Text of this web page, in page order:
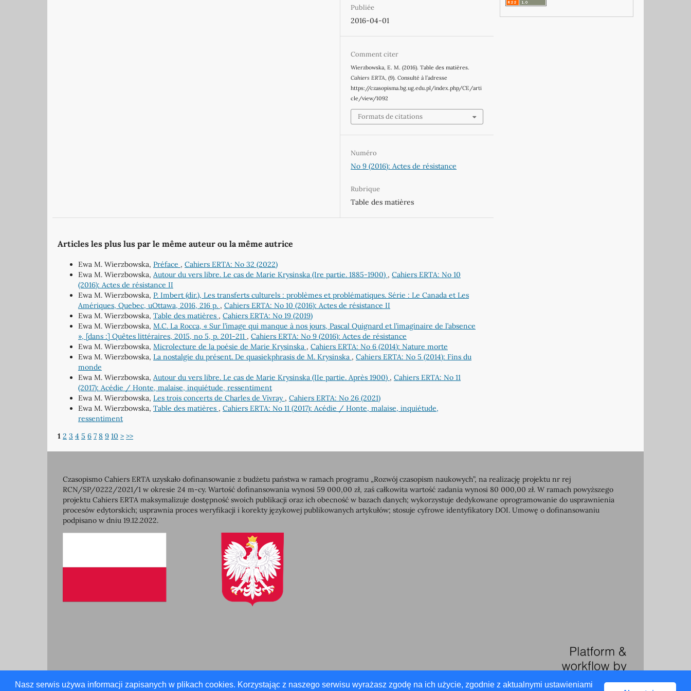
Nasz serwis używa informacji zapisanych w plikach cookies. Korzystając z naszego serwisu wyrażasz zgodę na ich użycie, zgodnie z aktualnymi ustawieniami
Publiée
2016-04-01
Comment citer
Wierzbowska, E. M. (2016). Table des matières.
Cahiers ERTA, (9). Consulté à l’adresse
https://czasopisma.bg.ug.edu.pl/index.php/CE/arti
cle/view/1092
Formats de citations
Numéro
No 9 (2016): Actes de résistance
Rubrique
Table des matières
Articles les plus lus par le même auteur ou la même autrice
Ewa M. Wierzbowska, Préface , Cahiers ERTA: No 32 (2022)
Ewa M. Wierzbowska, Autour du vers libre. Le cas de Marie Krysinska (Ire partie. 1885-1900) , Cahiers ERTA: No 10
(2016): Actes de résistance II
Ewa M. Wierzbowska, P. Imbert (dir.), Les transferts culturels : problèmes et problématiques. Série : Le Canada et Les
Amériques, Quebec, uOttawa, 2016, 216 p. , Cahiers ERTA: No 10 (2016): Actes de résistance II
Ewa M. Wierzbowska, Table des matières , Cahiers ERTA: No 19 (2019)
Ewa M. Wierzbowska, M.C. La Rocca, « Sur l’image qui manque à nos jours, Pascal Quignard et l’imaginaire de l’absence
», [dans :] Quêtes littéraires, 2015, no 5, p. 201-211 , Cahiers ERTA: No 9 (2016): Actes de résistance
Ewa M. Wierzbowska, Microlecture de la poésie de Marie Krysinska , Cahiers ERTA: No 6 (2014): Nature morte
Ewa M. Wierzbowska, La nostalgie du présent. De quasiekphrasis de M. Krysinska , Cahiers ERTA: No 5 (2014): Fins du
monde
Ewa M. Wierzbowska, Autour du vers libre. Le cas de Marie Krysinska (IIe partie. Après 1900) , Cahiers ERTA: No 11
(2017): Acédie / Honte, malaise, inquiétude, ressentiment
Ewa M. Wierzbowska, Les trois concerts de Charles de Vivray , Cahiers ERTA: No 26 (2021)
Ewa M. Wierzbowska, Table des matières , Cahiers ERTA: No 11 (2017): Acédie / Honte, malaise, inquiétude,
ressentiment
1 2 3 4 5 6 7 8 9 10 > >>
Czasopismo Cahiers ERTA uzyskało dofinansowanie z budżetu państwa w ramach programu „Rozwój czasopism naukowych”, na realizację projektu nr rej
RCN/SP/0222/2021/1 w okresie 24 m-cy. Wartość dofinansowania wynosi 59 000,00 zł, zaś całkowita wartość zadania wynosi 80 000,00 zł. W ramach powyższego
projektu Cahiers ERTA maksymalizuje dostępność swoich publikacji oraz ich obecność w bazach danych; wykorzystuje dedykowane oprogramowanie do usprawnienia
procesów edytorskich; usprawnia proces weryfikacji i korekty językowej publikowanych artykułów; stosuje cyfrowe identyfikatory DOI. Umowę o dofinansowaniu
podpisano w dniu 19.12.2022.